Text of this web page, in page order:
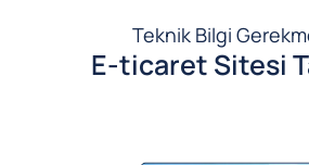
Teknik Bilgi
E-ticaret Sitesi